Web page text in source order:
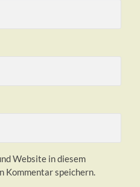
Website in diesem
Kommentar speichern.